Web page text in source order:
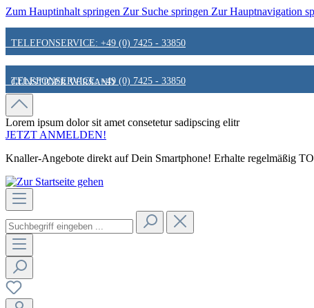
Zum Hauptinhalt springen Zur Suche springen Zur Hauptnavigation
TELEFONSERVICE: +49 (0) 7425 - 33850
GÜNSTIGER VERSAND
FAIR & KUNDENORIENTIERT
HINWEIS ZU STATIONÄREN PREISEN
TELEFONSERVICE: +49 (0) 7425 - 33850
GÜNSTIGER VERSAND
FAIR & KUNDENORIENTIERT
HINWEIS ZU STATIONÄREN PREISEN
Lorem ipsum dolor sit amet consetetur sadipscing elitr
JETZT ANMELDEN!
Knaller-Angebote direkt auf Dein Smartphone! Erhalte regelmäßig